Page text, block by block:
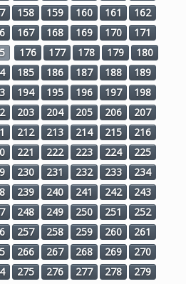
158 159 160 161
162
167 168 169 170
171
176 177 178 179
180
185 186 187 188
189
194 195 196 197
198
203 204 205 206
207
212 213 214 215
216
221 222 223 224
225
230 231 232 233
234
239 240 241 242
243
248 249 250 251
252
257 258 259 260
261
266 267 268 269
270
275 276 277 278
279